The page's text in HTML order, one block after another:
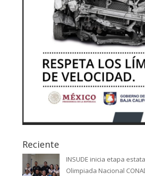
Reciente
INSUDE inicia etapa
Olimpiada Nacional